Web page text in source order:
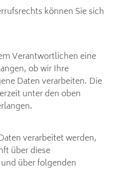
können Sie sich
Verantwortlichen eine
ob wir Ihre
Daten verarbeiten. Die
unter den oben
verarbeitet werden,
über diese
über folgenden